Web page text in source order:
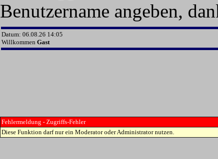
Benutzername angeben,
Datum: 06.08.26 14:05
Willkommen Gast
Fehlermeldung - Zugriffs-Fehler
Diese Funktion darf nur ein Moderator oder Administrator nutzen.